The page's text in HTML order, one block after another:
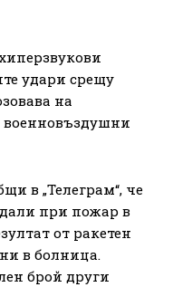
удари срещу
на
в „Телеграм“, че
при пожар в
от ракетен
в болница.
брой други